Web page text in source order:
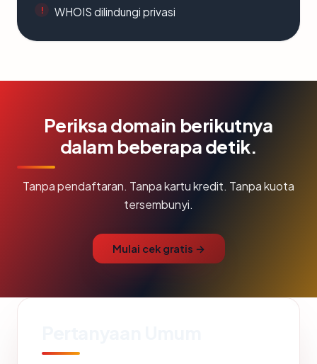
WHOIS dilindungi privasi
Periksa domain berikutnya
dalam beberapa detik.
Tanpa pendaftaran. Tanpa kartu kredit. Tanpa kuota
tersembunyi.
Mulai cek gratis →